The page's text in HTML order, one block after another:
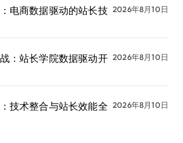
电商数据驱动的站长技 2026年8月10日
：站长学院数据驱动开 2026年8月10日
技术整合与站长效能全 2026年8月10日